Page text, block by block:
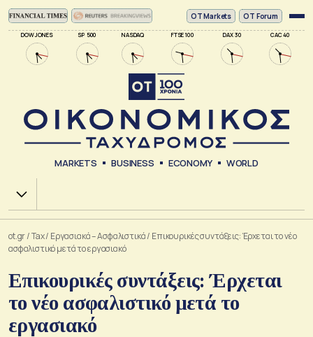
DOW JONES SP 500 NASDAQ FTSE 100 DAX 30 CAC 40
ΟΤ Markets OT Forum
MARKETS BUSINESS ECONOMY WORLD
Χ.Α.
ot.gr/Tax/ Εργασιακά – Ασφαλιστικά/ Επικουρικές συντάξεις: Έρχεται το νέο
ασφαλιστικό μετά το εργασιακό
Επικουρικές συντάξεις: Έρχεται
το νέο ασφαλιστικό μετά το
εργασιακό